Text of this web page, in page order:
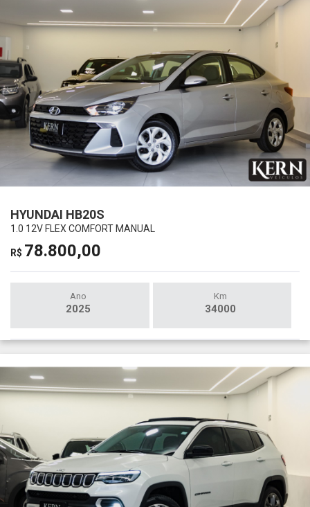
HYUNDAI HB20S
1.0 12V FLEX COMFORT MANUAL
R$ 78.800,00
Ano
2025
Km
34000